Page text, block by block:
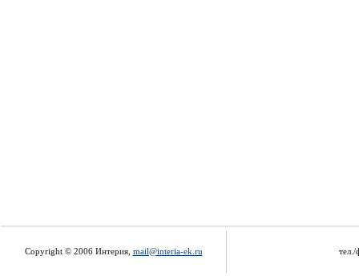
Copyright © 2006 Интерия, mail@interia-ek.ru